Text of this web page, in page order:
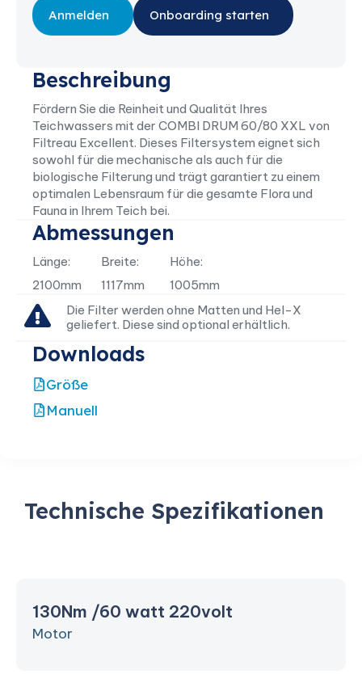
Anmelden Onboarding starten
Beschreibung
Fördern Sie die Reinheit und Qualität Ihres
Teichwassers mit der COMBI DRUM 60/80 XXL von
Filtreau Excellent. Dieses Filtersystem eignet sich
sowohl für die mechanische als auch für die
biologische Filterung und trägt garantiert zu einem
optimalen Lebensraum für die gesamte Flora und
Fauna in Ihrem Teich bei.
Abmessungen
Länge: Breite:
Höhe:
2100mm
1117mm
1005mm
Die Filter werden ohne Matten und Hel-X
geliefert. Diese sind optional erhältlich.
Downloads
Größe
Manuell
Technische Spezifikationen
130Nm /60 watt 220volt
Motor